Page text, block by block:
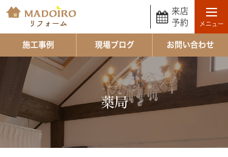
来店
予約
施工事例 現場ブログ お問い合わせ
薬局